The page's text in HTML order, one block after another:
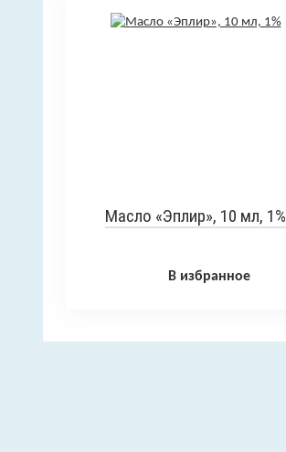
Масло «Эплир», 10 мл, 1%
В избранное